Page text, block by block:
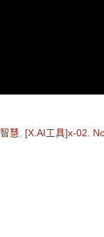
慧 [X.AI工具]x-02.